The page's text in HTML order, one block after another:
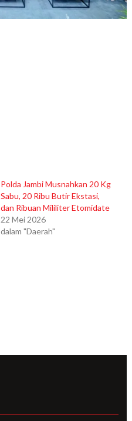
Polda Jambi Musnahkan 20 Kg
Sabu, 20 Ribu Butir Ekstasi,
dan Ribuan Mililiter Etomidate
22 Mei 2026
dalam "Daerah"